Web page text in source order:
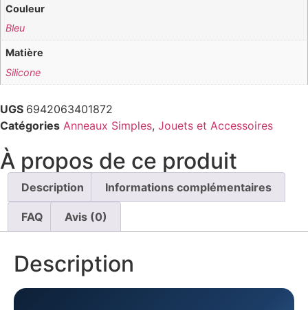
Couleur
Bleu
Matière
Silicone
UGS 6942063401872
Catégories Anneaux Simples, Jouets et Accessoires
À propos de ce produit
Description Informations complémentaires
FAQ Avis (0)
Description